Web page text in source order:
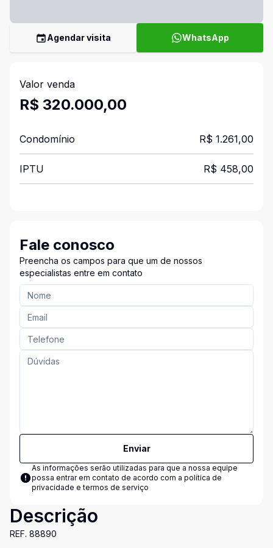
Agendar visita WhatsApp
Valor venda
R$ 320.000,00
Condomínio R$ 1.261,00
IPTU R$ 458,00
Fale conosco
Preencha os campos para que um de nossos
especialistas entre em contato
Enviar
As informações serão utilizadas para que a nossa equipe
possa entrar em contato de acordo com a política de
privacidade e termos de serviço
Descrição
REF. 88890